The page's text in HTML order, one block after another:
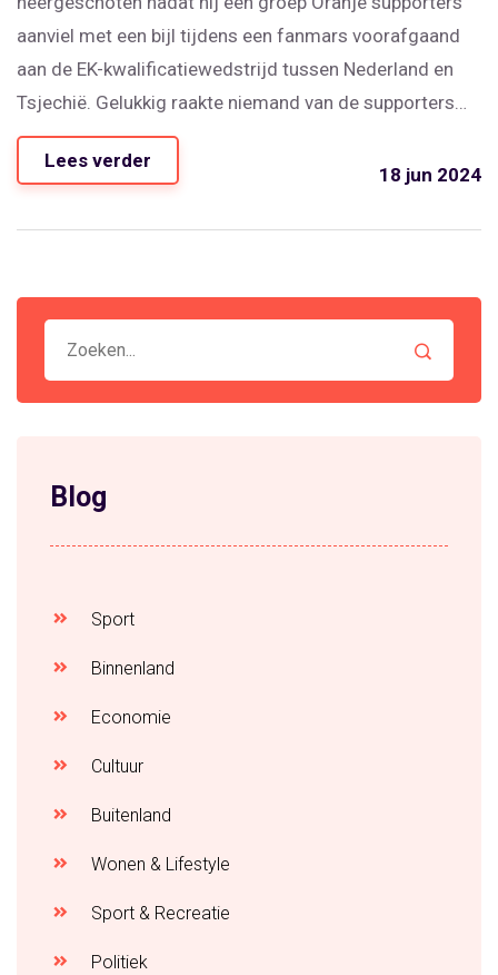
aanviel met een bijl tijdens een fanmars voorafgaand
aan de EK-kwalificatiewedstrijd tussen Nederland en
Tsjechië. Gelukkig raakte niemand van de supporters
ernstig gewond. De politie onderzoekt nog steeds het
motief van de aanvaller.
Lees verder
18 jun 2024
Blog
Sport
Binnenland
Economie
Cultuur
Buitenland
Wonen & Lifestyle
Sport & Recreatie
Politiek